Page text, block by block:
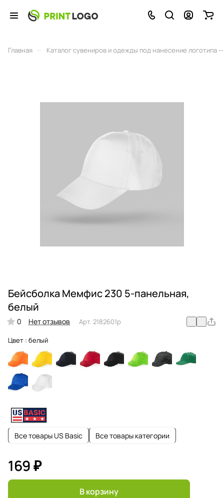
Главная Каталог сувениров и одежды под нанесение логотипа
Бейсболка Мемфис 230 5-панельная,
белый
0 Нет отзывов Арт. 2182601p
Цвет : белый
Все товары US Basic Все товары категории
169 ₽
В корзину